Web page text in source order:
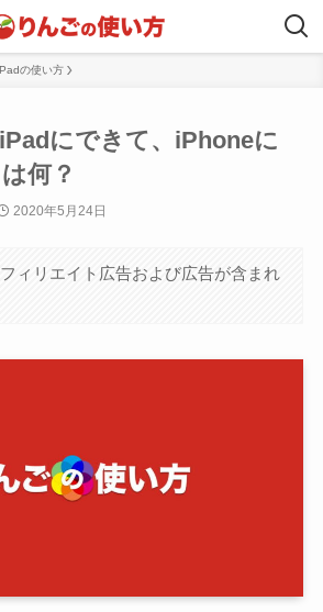
の使い方
にできて、iPhoneに
何？
2020年5月24日
ィリエイト広告および広告が含まれ